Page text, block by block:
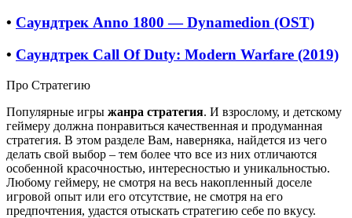
• Саундтрек Anno 1800 — Dynamedion (OST)
• Саундтрек Call Of Duty: Modern Warfare (2019)
Про Стратегию
Популярные игры жанра стратегия. И взрослому, и детскому
геймеру должна понравиться качественная и продуманная
стратегия. В этом разделе Вам, наверняка, найдется из чего
делать свой выбор – тем более что все из них отличаются
особенной красочностью, интересностью и уникальностью.
Любому геймеру, не смотря на весь накопленный доселе
игровой опыт или его отсутствие, не смотря на его
предпочтения, удастся отыскать стратегию себе по вкусу.